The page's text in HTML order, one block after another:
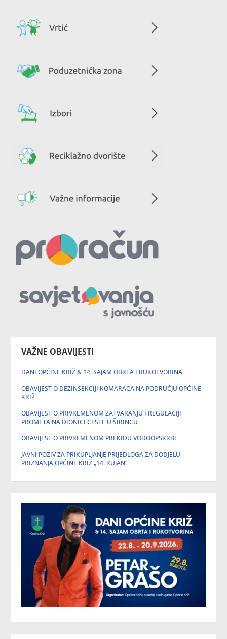
VAŽNE OBAVIJESTI
DANI OPĆINE KRIŽ & 14. SAJAM OBRTA I RUKOTVORINA
OBAVIJEST O DEZINSEKCIJI KOMARACA NA PODRUČJU OPĆINE
KRIŽ
OBAVIJEST O PRIVREMENOM ZATVARANJU I REGULACIJI
PROMETA NA DIONICI CESTE U ŠIRINCU
OBAVIJEST O PRIVREMENOM PREKIDU VODOOPSKRBE
JAVNI POZIV ZA PRIKUPLJANJE PRIJEDLOGA ZA DODJELU
PRIZNANJA OPĆINE KRIŽ „14. RUJAN“